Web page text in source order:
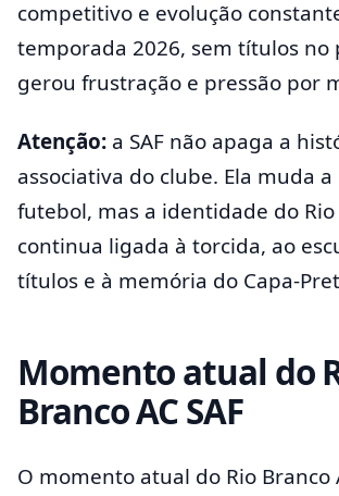
competitivo e evolução
temporada 2026, sem títulos no
gerou frustração e pressão por
Atenção: a SAF não apaga a
associativa do clube. Ela muda
futebol, mas a identidade do
continua ligada à torcida, ao
títulos e à memória do Capa-
Momento atual do
Branco AC SAF
O momento atual do Rio Branco